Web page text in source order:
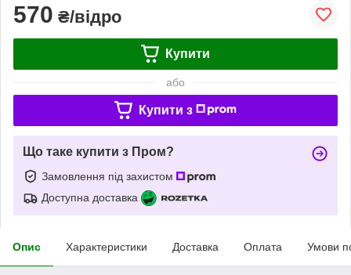
570 ₴/відро
Купити
або
Купити з
Що таке купити з Пром?
Замовлення під захистом
Доступна доставка
Опис Характеристики Доставка Оплата Умови